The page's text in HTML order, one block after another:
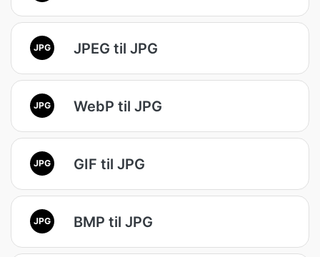
JPG JPEG til JPG
JPG WebP til JPG
JPG GIF til JPG
JPG BMP til JPG